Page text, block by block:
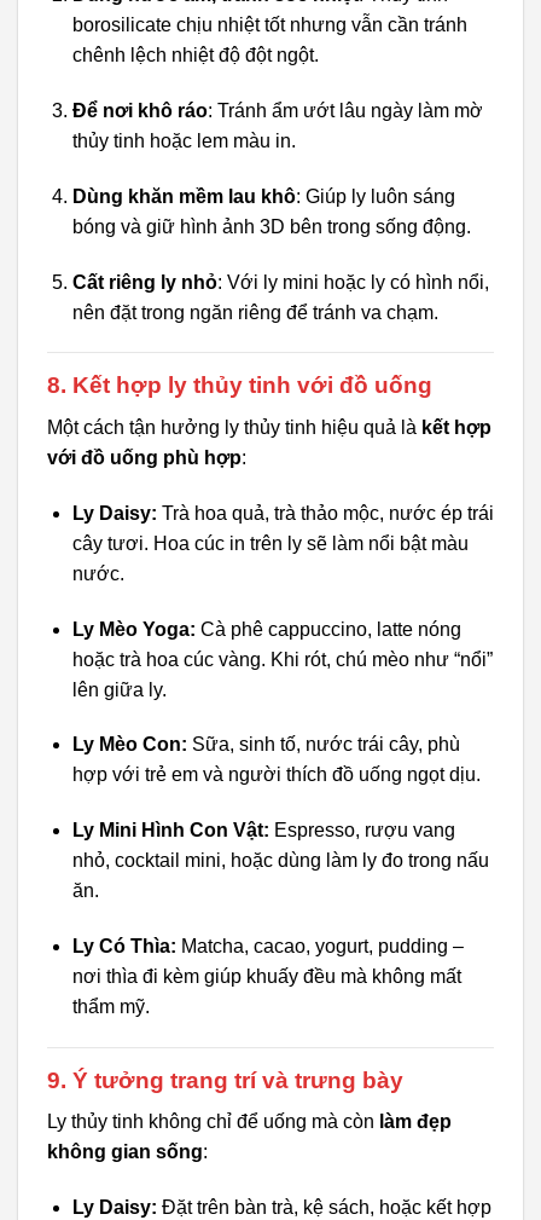
borosilicate chịu nhiệt tốt nhưng vẫn cần tránh
chênh lệch nhiệt độ đột ngột.
Để nơi khô ráo: Tránh ẩm ướt lâu ngày làm mờ
thủy tinh hoặc lem màu in.
Dùng khăn mềm lau khô: Giúp ly luôn sáng
bóng và giữ hình ảnh 3D bên trong sống động.
Cất riêng ly nhỏ: Với ly mini hoặc ly có hình nổi,
nên đặt trong ngăn riêng để tránh va chạm.
8. Kết hợp ly thủy tinh với đồ uống
Một cách tận hưởng ly thủy tinh hiệu quả là kết hợp
với đồ uống phù hợp:
Ly Daisy: Trà hoa quả, trà thảo mộc, nước ép trái
cây tươi. Hoa cúc in trên ly sẽ làm nổi bật màu
nước.
Ly Mèo Yoga: Cà phê cappuccino, latte nóng
hoặc trà hoa cúc vàng. Khi rót, chú mèo như “nổi”
lên giữa ly.
Ly Mèo Con: Sữa, sinh tố, nước trái cây, phù
hợp với trẻ em và người thích đồ uống ngọt dịu.
Ly Mini Hình Con Vật: Espresso, rượu vang
nhỏ, cocktail mini, hoặc dùng làm ly đo trong nấu
ăn.
Ly Có Thìa: Matcha, cacao, yogurt, pudding –
nơi thìa đi kèm giúp khuấy đều mà không mất
thẩm mỹ.
9. Ý tưởng trang trí và trưng bày
Ly thủy tinh không chỉ để uống mà còn làm đẹp
không gian sống:
Ly Daisy: Đặt trên bàn trà, kệ sách, hoặc kết hợp